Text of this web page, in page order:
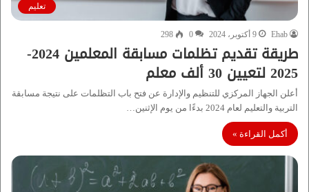
تعليم
Ehab 9 أكتوبر، 2024 0
298
طريقة تقديم تظلمات مسابقة المعلمين 2024-
2025 لتعيين 30 ألف معلم
أعلن الجهاز المركزي للتنظيم والإدارة عن فتح باب التظلمات على نتيجة مسابقة
التربية والتعليم لعام 2024 بدءًا من يوم الإثنين…
أكمل القراءة »